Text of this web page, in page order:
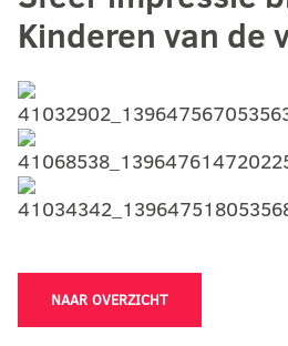
Kinderen van de
NAAR OVERZICHT